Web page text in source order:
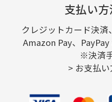
支払い
クレジットカード決済
Amazon Pay、PayPay
※決済
> お支払